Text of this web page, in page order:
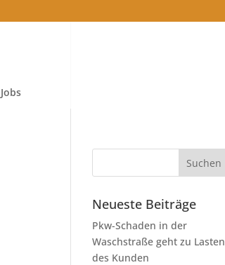
Jobs
Neueste Beiträge
Pkw-Schaden in der
Waschstraße geht zu Lasten
des Kunden